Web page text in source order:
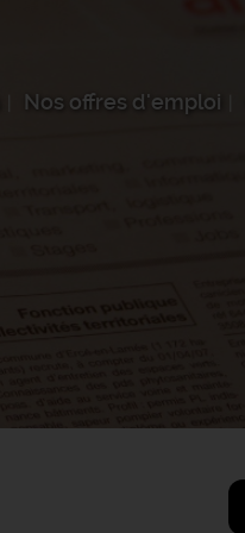
Nos offres d'emploi